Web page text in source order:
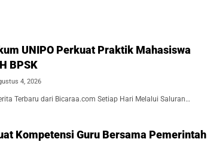
UNIPO Perkuat Praktik Mahasiswa
BPSK
4, 2026
Terbaru dari Bicaraa.com Setiap Hari Melalui Saluran…
Kompetensi Guru Bersama Pemerintah